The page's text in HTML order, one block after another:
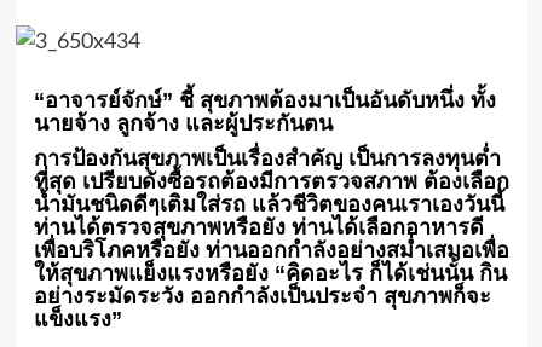
“อาจารย์จักษ์” ชี้ สุขภาพต้องมาเป็นอันดับหนึ่ง ทั้ง
นายจ้าง ลูกจ้าง และผู้ประกันตน
การป้องกันสุขภาพเป็นเรื่องสำคัญ เป็นการลงทุนต่ำ
ที่สุด เปรียบดังซื้อรถต้องมีการตรวจสภาพ ต้องเลือก
น้ำมันชนิดดีๆเติมใส่รถ แล้วชีวิตของคนเราเองวันนี้
ท่านได้ตรวจสุขภาพหรือยัง ท่านได้เลือกอาหารดี
เพื่อบริโภคหรือยัง ท่านออกกำลังอย่างสม่ำเสมอเพื่อ
ให้สุขภาพแย็งแรงหรือยัง “คิดอะไร ก็ได้เช่นนั้น กิน
อย่างระมัดระวัง ออกกำลังเป็นประจำ สุขภาพก็จะ
แข็งแรง”